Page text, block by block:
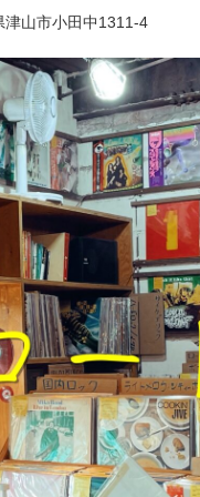
山市小田中1311-4